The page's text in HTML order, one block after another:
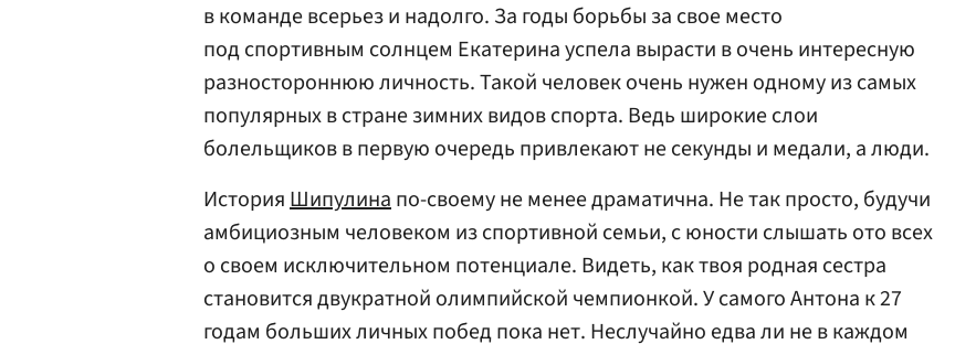
в команде всерьез и надолго. За годы борьбы за свое место
под спортивным солнцем Екатерина успела вырасти в очень интересную
разностороннюю личность. Такой человек очень нужен одному из самых
популярных в стране зимних видов спорта. Ведь широкие слои
болельщиков в первую очередь привлекают не секунды и медали, а люди.
ИсторияШипулинапо-своему не менее драматична. Не так просто, будучи
амбициозным человеком из спортивной семьи, с юности слышать ото всех
о своем исключительном потенциале. Видеть, как твоя родная сестра
становится двукратной олимпийской чемпионкой. У самого Антона к 27
годам больших личных побед пока нет. Неслучайно едва ли не в каждом